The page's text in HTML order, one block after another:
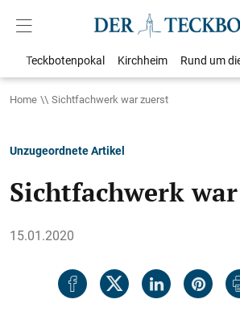
Teckbotenpokal Kirchheim Rund um
Home Sichtfachwerk war zuerst
Unzugeordnete Artikel
Sichtfachwerk
15.01.2020